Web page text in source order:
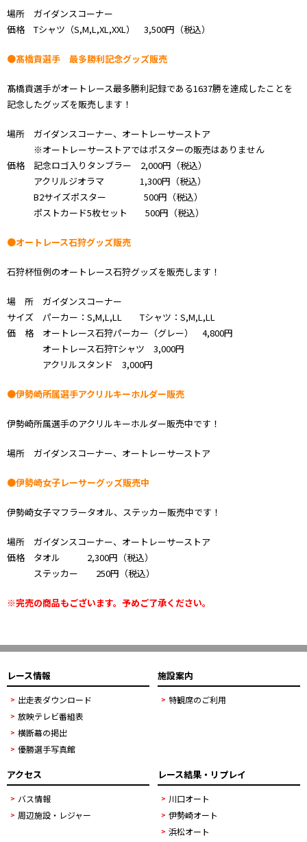
場所 ガイダンスコーナー
価格 Tシャツ（S,M,L,XL,XXL） 3,500円（税込）
●髙橋貢選手 最多勝利記念グッズ販売
髙橋貢選手がオートレース最多勝利記録である1637勝を達成したことを
記念したグッズを販売します！
場所 ガイダンスコーナー、オートレーサーストア
※オートレーサーストアではポスターの販売はありません
価格 記念ロゴ入りタンブラー 2,000円（税込）
アクリルジオラマ 1,300円（税込）
B2サイズポスター 500円（税込）
ポストカード5枚セット 500円（税込）
●オートレース石狩グッズ販売
石狩杯恒例のオートレース石狩グッズを販売します！
場 所 ガイダンスコーナー
サイズ パーカー：S,M,L,LL Tシャツ：S,M,L,LL
価 格 オートレース石狩パーカー（グレー） 4,800円
オートレース石狩Tシャツ 3,000円
アクリルスタンド 3,000円
●伊勢崎所属選手アクリルキーホルダー販売
伊勢崎所属選手のアクリルキーホルダー販売中です！
場所 ガイダンスコーナー、オートレーサーストア
●伊勢崎女子レーサーグッズ販売中
伊勢崎女子マフラータオル、ステッカー販売中です！
場所 ガイダンスコーナー、オートレーサーストア
価格 タオル 2,300円（税込）
ステッカー 250円（税込）
※完売の商品もございます。予めご了承ください。
レース情報
出走表ダウンロード
放映テレビ番組表
横断幕の掲出
優勝選手写真館
施設案内
特観席のご利用
アクセス
バス情報
周辺施設・レジャー
レース結果・リプレイ
川口オート
伊勢崎オート
浜松オート